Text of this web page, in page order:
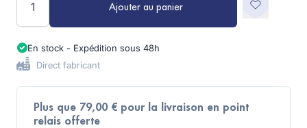
Ajouter au panier
En stock - Expédition sous 48h
Direct fabricant
Plus que 79,00 € pour la livraison en point
relais offerte